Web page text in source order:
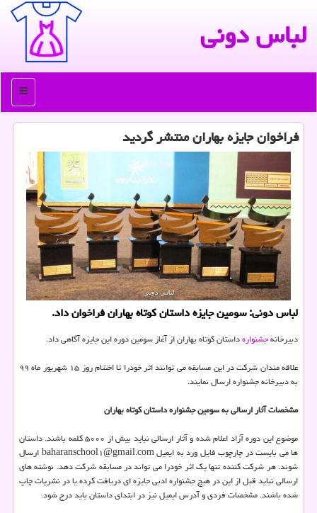
لباس دونی
منو
فراخوان جایزه بهاران منتشر گردید
لباس دونی: سومین جایزه داستان كوتاه بهاران فراخوان داد.
دبیرخانهجشنوارهداستان کوتاه بهاران از آغاز سومین دوره این جایزه آگاهی داد.
علاقه مندان شرکت در این مسابقه می توانند اثر خودرا تا اختتام روز ۱۵ شهریور ماه ۹۹
به دبیرخانه جشنواره ارسال نمایند.
مشخصات آثار ارسالی به سومین جشنواره داستان کوتاه بهاران
موضوع این دوره آزاد اعلام شده و آثار ارسالی نباید بیش از ۵۰۰۰ کلمه باشند. داستان
ها می بایست در چارچوب فایل ورد به ایمیل baharanschool۱@gmail.com ارسال
شوند. هر شرکت کننده تنها یک اثر خودرا می تواند در مسابقه شرکت دهد. نوشته های
ارسالی نباید قبل از این در هیچ جشنواره ادبی جایزه ای دریافت کرده یا در نشریات چاپ
شده باشند. مشخصات فردی و آدرس ایمیل نیز در ابتدای داستان باید درج شود.